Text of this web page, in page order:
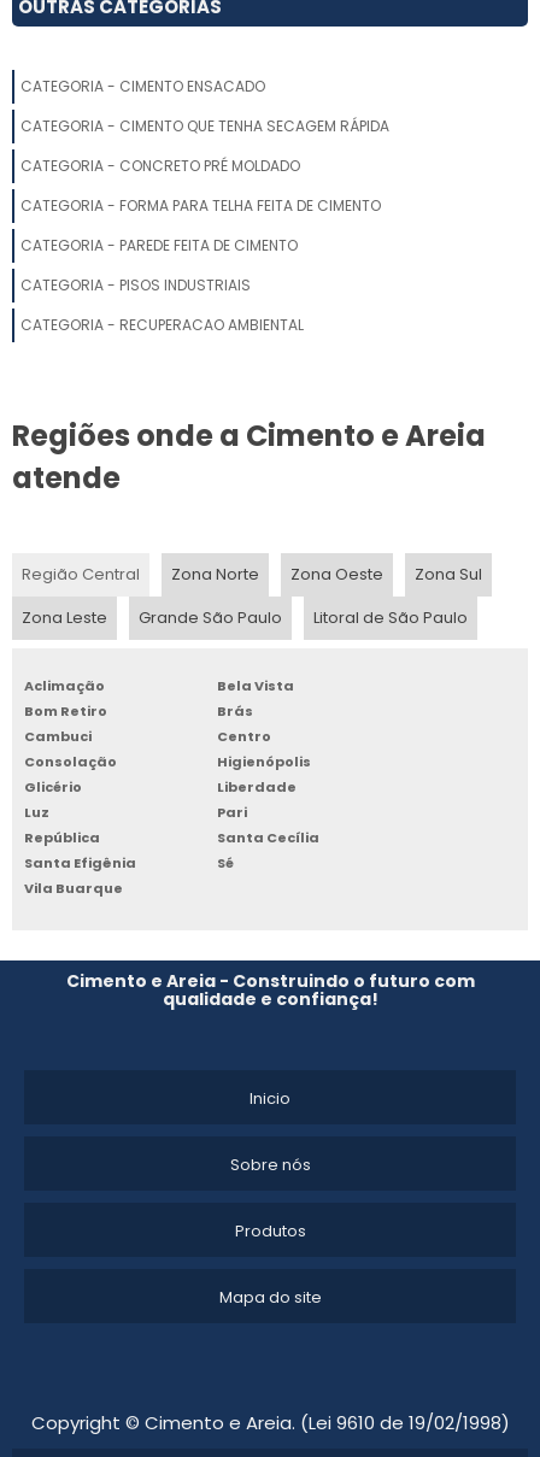
PAREDE DE CIMENTO PRÉ MOLDADO PREÇO
IMPERMEABILIZAÇÃO DE CIMENTO QUEIMADO
PAREDE CONCRETO
PAREDE CIMENTO QUEIMADO COMPRAR
REVESTIMENTO TIPO CIMENTO QUEIMADO
PAREDE DE CIMENTO PREÇO
ONDE COMPRAR PAREDE DE CONCRETO
ONDE ENCONTRAR PAREDE DE CIMENTO
PAREDE DE CONCRETO A VENDA
VALOR PAREDE DE CIMENTO QUEIMADO
PAREDE DE CIMENTO PRÉ MOLDADO VALOR
PAREDE DE CIMENTO QUEIMADO
OUTRAS CATEGORIAS
CATEGORIA - CIMENTO ENSACADO
CATEGORIA - CIMENTO QUE TENHA SECAGEM RÁPIDA
CATEGORIA - CONCRETO PRÉ MOLDADO
CATEGORIA - FORMA PARA TELHA FEITA DE CIMENTO
CATEGORIA - PAREDE FEITA DE CIMENTO
CATEGORIA - PISOS INDUSTRIAIS
CATEGORIA - RECUPERACAO AMBIENTAL
Regiões onde a Cimento e Areia
atende
Região Central Zona Norte Zona Oeste
Zona Sul
Zona Leste
Grande São Paulo Litoral de São Paulo
Aclimação
Bela Vista
Bom Retiro
Brás
Cambuci
Centro
Consolação
Higienópolis
Glicério
Liberdade
Luz
Pari
República
Santa Cecília
Santa Efigênia
Sé
Vila Buarque
Cimento e Areia - Construindo o futuro com
qualidade e confiança!
Inicio
Sobre nós
Produtos
Mapa do site
Copyright © Cimento e Areia. (Lei 9610 de 19/02/1998)